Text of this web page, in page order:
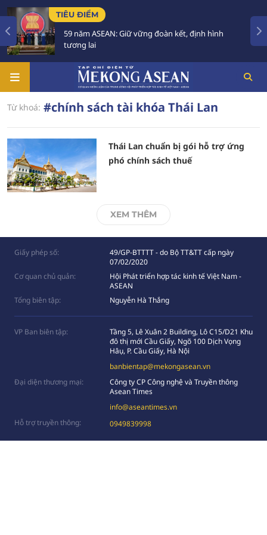
TIÊU ĐIỂM
59 năm ASEAN: Giữ vững đoàn kết, định hình
tương lai
Từ khoá: #chính sách tài khóa Thái Lan
Thái Lan chuẩn bị gói hỗ trợ ứng
phó chính sách thuế
XEM THÊM
Giấy phép số:
49/GP-BTTTT - do Bộ TT&TT cấp ngày
07/02/2020
Cơ quan chủ quản:
Hội Phát triển hợp tác kinh tế Việt Nam -
ASEAN
Tổng biên tập:
Nguyễn Hà Thắng
VP Ban biên tập:
Tầng 5, Lê Xuân 2 Building, Lô C15/D21 Khu
đô thị mới Cầu Giấy, Ngõ 100 Dịch Vọng
Hâụ, P. Cầu Giấy, Hà Nội
banbientap@mekongasean.vn
Đại diện thương mại:
Công ty CP Công nghệ và Truyền thông
Asean Times
info@aseantimes.vn
Hỗ trợ truyền thông:
0949839998